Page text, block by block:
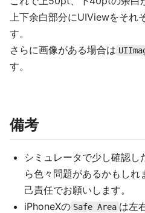
上下余白部分にUIViewをそれ
す。
さらに画像がある場合は
す。
備考
シミュレータで少し確認し
ら色々問題があるかもしれ
己責任でお願いします。
iPhoneXの Safe Area は左